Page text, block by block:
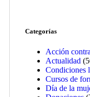
Categorías
Acción
Actualidad
Condiciones
Cursos de
Día de la